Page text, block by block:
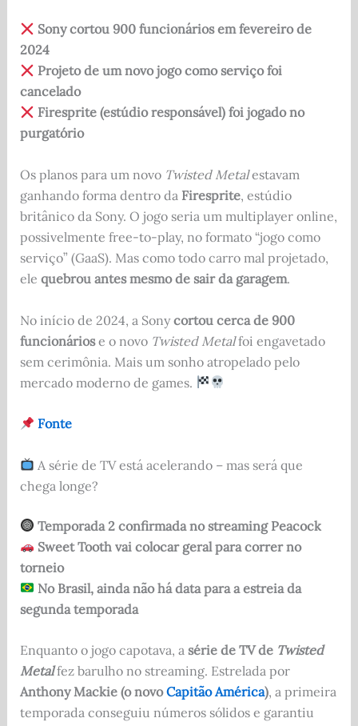
Sony cortou 900 funcionários em fevereiro de
2024
Projeto de um novo jogo como serviço foi
cancelado
Firesprite (estúdio responsável) foi jogado no
purgatório
Os planos para um novo Twisted Metalestavam
ganhando forma dentro da Firesprite, estúdio
britânico da Sony. O jogo seria um multiplayer online,
possivelmente free-to-play, no formato “jogo como
serviço” (GaaS). Mas como todo carro mal projetado,
ele quebrou antes mesmo de sair da garagem.
No início de 2024, a Sonycortou cerca de 900
funcionáriose o novo Twisted Metalfoi engavetado
sem cerimônia. Mais um sonho atropelado pelo
mercado moderno de games.
Fonte
A série de TV está acelerando – mas será que
chega longe?
Temporada 2 confirmada no streaming Peacock
Sweet Tooth vai colocar geral para correr no
torneio
No Brasil, ainda não há data para a estreia da
segunda temporada
Enquanto o jogo capotava, a série de TV de Twisted
Metalfez barulho no streaming. Estrelada por
Anthony Mackie (o novoCapitão América), a primeira
temporada conseguiu números sólidos e garantiu